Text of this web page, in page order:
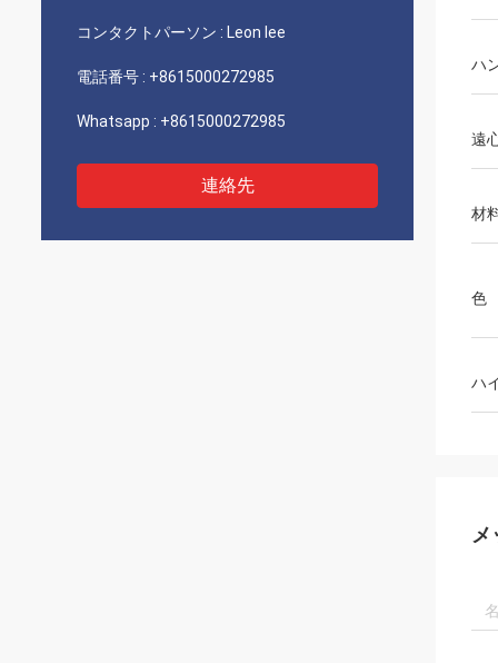
コンタクトパーソン : Leon lee
電話番号 : +8615000272985
Whatsapp : +8615000272985
連絡先
ハ
遠
材
色
ハ